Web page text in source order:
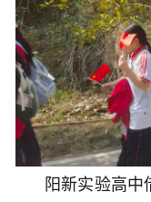
阳新实验高中